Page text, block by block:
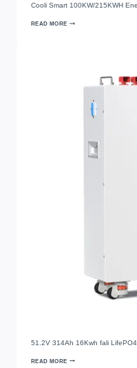
Cooli Smart 100KW/215KWH
READ MORE
51.2V 314Ah 16Kwh fali
READ MORE